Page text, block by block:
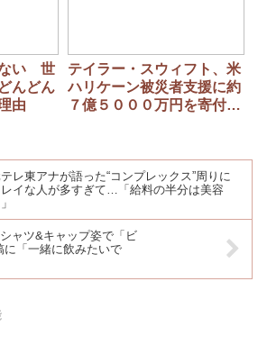
ない 世
んどん
由
テイラー・スウィフト、米
ハリケーン被災者支援に約
７億５０００万円を寄付…
レ東アナが語った“コンプレックス”周りに
イな人が多すぎて…「給料の半分は美容
ャツ&キャップ姿で「ビ
に「一緒に飲みたいで